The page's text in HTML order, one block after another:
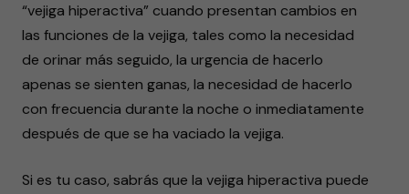
“vejiga hiperactiva” cuando presentan cambios en
las funciones de la vejiga, tales como la necesidad
de orinar más seguido, la urgencia de hacerlo
apenas se sienten ganas, la necesidad de hacerlo
con frecuencia durante la noche o inmediatamente
después de que se ha vaciado la vejiga.
Si es tu caso, sabrás que la vejiga hiperactiva puede